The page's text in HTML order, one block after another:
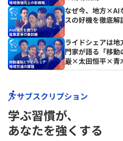
なぜ今、地方×AI
スの好機を徹底解
ライドシェアは
門家が語る「移
巌×太田恒平×青
サブスクリプション
学ぶ習慣が､
あなたを強くする